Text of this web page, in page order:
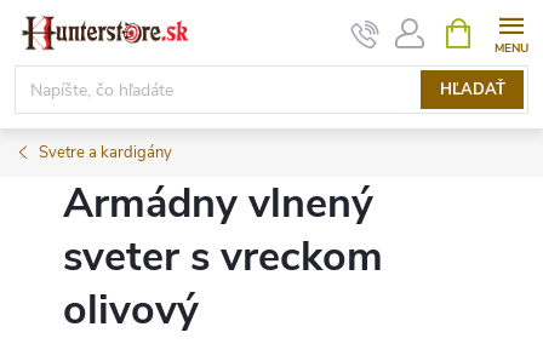
Prejsť
obsah
HĽADAŤ
KOŠÍK
Svetre a kardigány
Armádny vlnený
sveter s vreckom
olivový